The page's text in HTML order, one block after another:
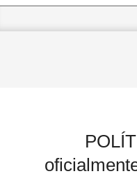
Navigation